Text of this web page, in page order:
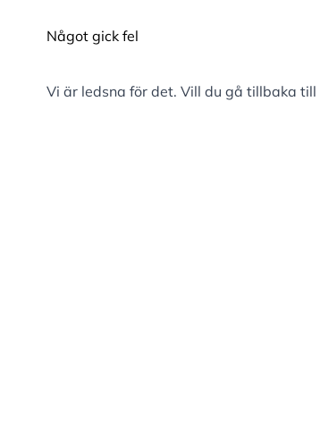
Något gick fel
Vi är ledsna för det. Vill du gå tillbaka till